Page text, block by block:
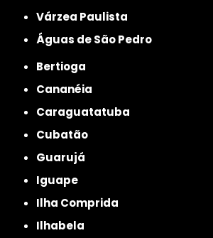
Várzea Paulista
Águas de São Pedro
Bertioga
Cananéia
Caraguatatuba
Cubatão
Guarujá
Iguape
Ilha Comprida
Ilhabela